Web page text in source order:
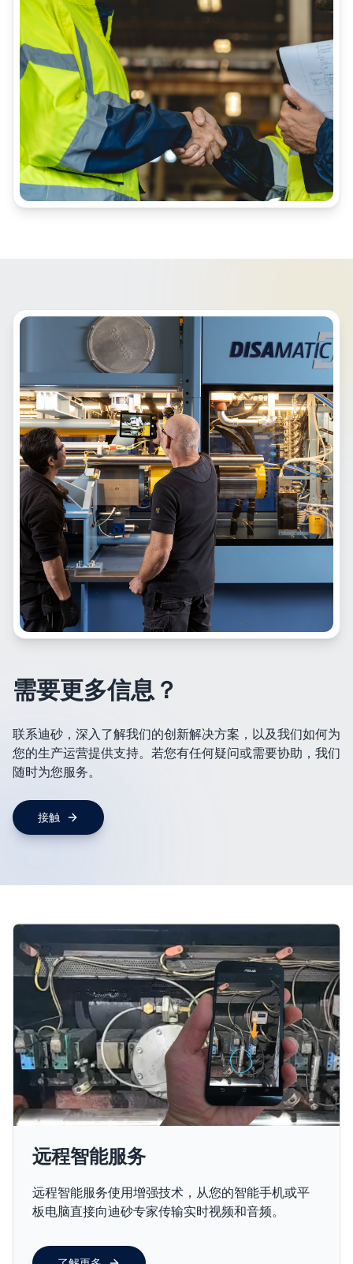
需要更多信息？
联系迪砂，深入了解我们的创新解决方案，以及我们如何为
您的生产运营提供支持。若您有任何疑问或需要协助，我们
随时为您服务。
接触
远程智能服务
远程智能服务使用增强技术，从您的智能手机或平
板电脑直接向迪砂专家传输实时视频和音频。